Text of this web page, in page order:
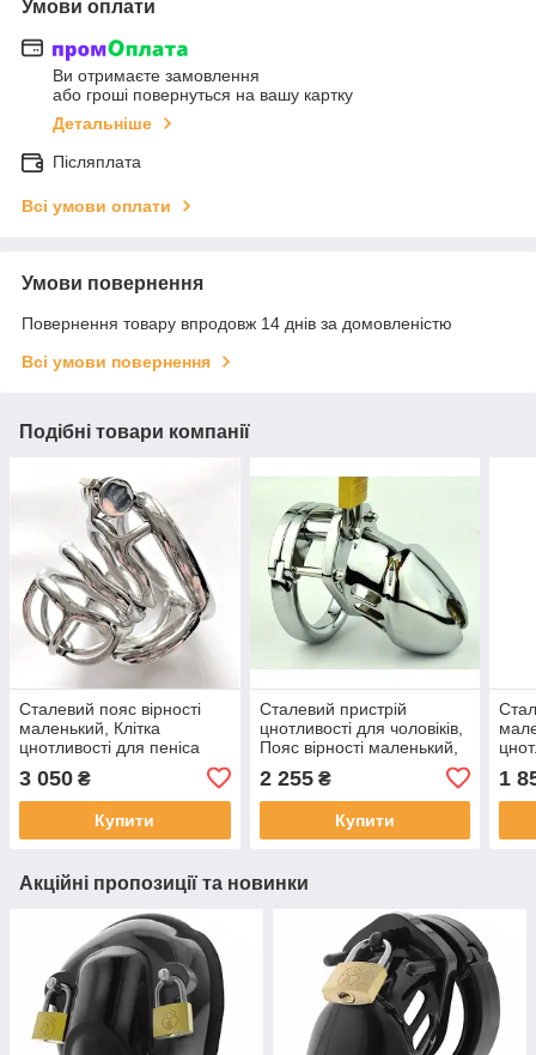
Умови оплати
Ви отримаєте замовлення
або гроші повернуться на вашу картку
Детальніше
Післяплата
Всі умови оплати
Умови повернення
Повернення товару впродовж 14 днів за домовленістю
Всі умови повернення
Подібні товари компанії
Сталевий пояс вірності
маленький, Клітка
цнотливості для пеніса
3 050 ₴
Купити
Сталевий пристрій
цнотливості для чоловіків,
Пояс вірності маленький,
6000 S
2 255₴
Купити
1
Акційні пропозиції та новинки